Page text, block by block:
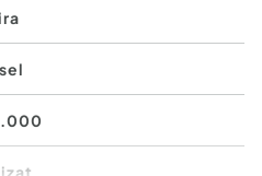
incalzite
îmbrăcat în husa